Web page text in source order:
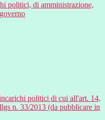
politici, di amministrazione,
politici di cui all'art. 14,
n. 33/2013 (da pubblicare in